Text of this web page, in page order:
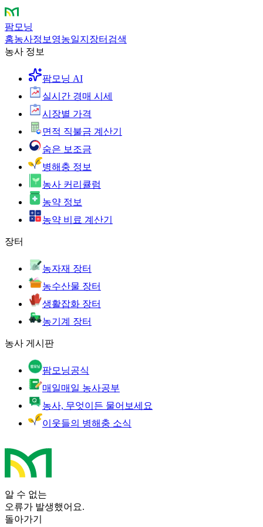
팜모닝
홈농사정보 영농일지 장터 검색
농사 정보
팜모닝 AI
실시간 경매 시세
시장별 가격
면적 직불금 계산기
숨은 보조금
병해충 정보
농사 커리큘럼
농약 정보
농약 비료 계산기
장터
농자재 장터
농수산물 장터
생활잡화 장터
농기계 장터
농사 게시판
팜모닝공식
매일매일 농사공부
농사, 무엇이든 물어보세요
이웃들의 병해충 소식
알 수 없는
오류가 발생했어요.
돌아가기